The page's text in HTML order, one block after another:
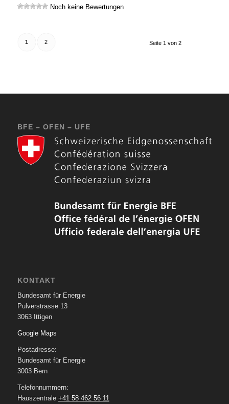
Noch keine Bewertungen
Seite 1 von 2
1 2
BFE – OFEN – UFE
KONTAKT
Bundesamt für Energie
Pulverstrasse 13
3063 Ittigen
Google Maps
Postadresse:
Bundesamt für Energie
3003 Bern
Telefonnummern:
Hauszentrale +41 58 462 56 11